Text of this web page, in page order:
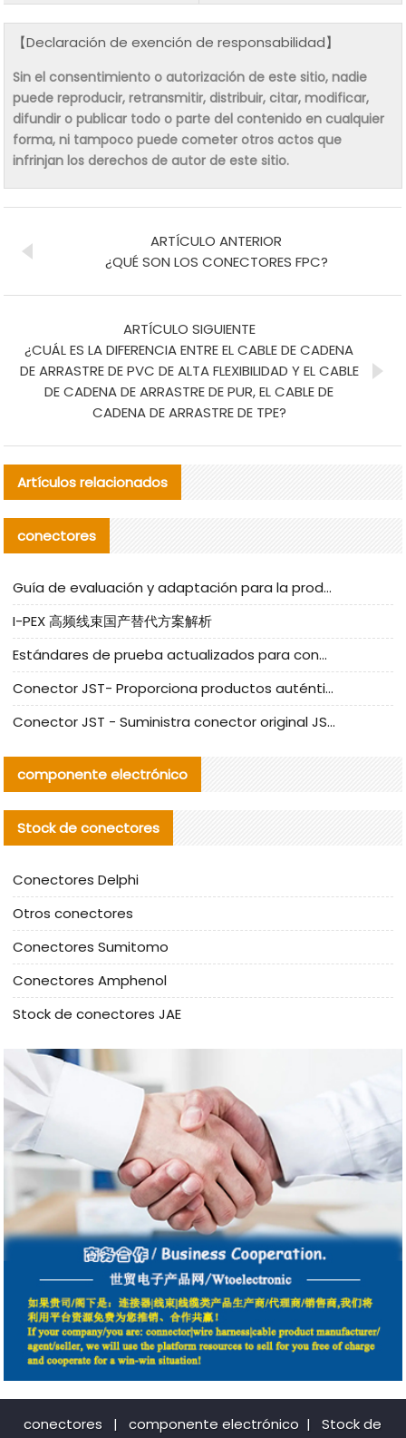
【Declaración de exención de responsabilidad】
Sin el consentimiento o autorización de este sitio, nadie
puede reproducir, retransmitir, distribuir, citar, modificar,
difundir o publicar todo o parte del contenido en cualquier
forma, ni tampoco puede cometer otros actos que
infrinjan los derechos de autor de este sitio.
ARTÍCULO ANTERIOR
¿QUÉ SON LOS CONECTORES FPC?
ARTÍCULO SIGUIENTE
¿CUÁL ES LA DIFERENCIA ENTRE EL CABLE DE CADENA
DE ARRASTRE DE PVC DE ALTA FLEXIBILIDAD Y EL CABLE
DE CADENA DE ARRASTRE DE PUR, EL CABLE DE
CADENA DE ARRASTRE DE TPE?
Artículos relacionados
conectores
Guía de evaluación y adaptación para la producción en serie de componentes de cables nacionales para CNC Tech
I-PEX 高频线束国产替代方案解析
Estándares de prueba actualizados para conectores nacionales bajo la referencia de CLIFF
Conector JST- Proporciona productos auténticos y alternativos del conector JST NSHR-02V-S
Conector JST - Suministra conector original JST GHR-09V-S | productos alternativos
componente electrónico
Stock de conectores
Conectores Delphi
Otros conectores
Conectores Sumitomo
Conectores Amphenol
Stock de conectores JAE
conectores | componente electrónico | Stock de